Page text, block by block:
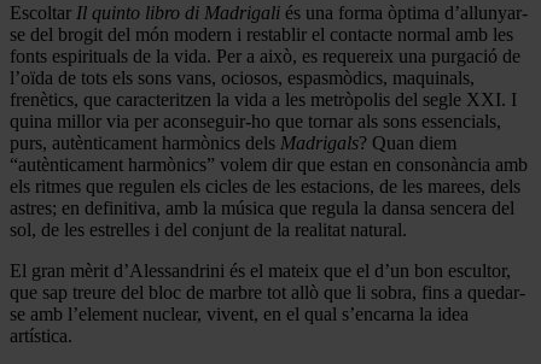
Escoltar Il quinto libro di Madrigali és una forma òptima d’allunyar-
se del brogit del món modern i restablir el contacte normal amb les
fonts espirituals de la vida. Per a això, es requereix una purgació de
l’oïda de tots els sons vans, ociosos, espasmòdics, maquinals,
frenètics, que caracteritzen la vida a les metròpolis del segle XXI. I
quina millor via per aconseguir-ho que tornar als sons essencials,
purs, autènticament harmònics dels Madrigals? Quan diem
“autènticament harmònics” volem dir que estan en consonància amb
els ritmes que regulen els cicles de les estacions, de les marees, dels
astres; en definitiva, amb la música que regula la dansa sencera del
sol, de les estrelles i del conjunt de la realitat natural.
El gran mèrit d’Alessandrini és el mateix que el d’un bon escultor,
que sap treure del bloc de marbre tot allò que li sobra, fins a quedar-
se amb l’element nuclear, vivent, en el qual s’encarna la idea
artística.